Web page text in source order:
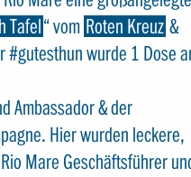
Tafel“ vom Roten Kreuz &
#gutesthun wurde 1 Dose
Ambassador & der
Hier wurden leckere,
Mare Geschäftsführer